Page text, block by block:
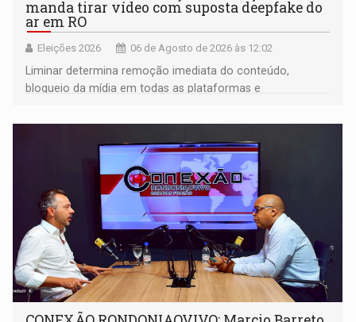
manda tirar vídeo com suposta deepfake do
ar em RO
Eleições 2026 06 de Agosto de 2026 às 12:02
Liminar determina remoção imediata do conteúdo,
bloqueio da mídia em todas as plataformas e